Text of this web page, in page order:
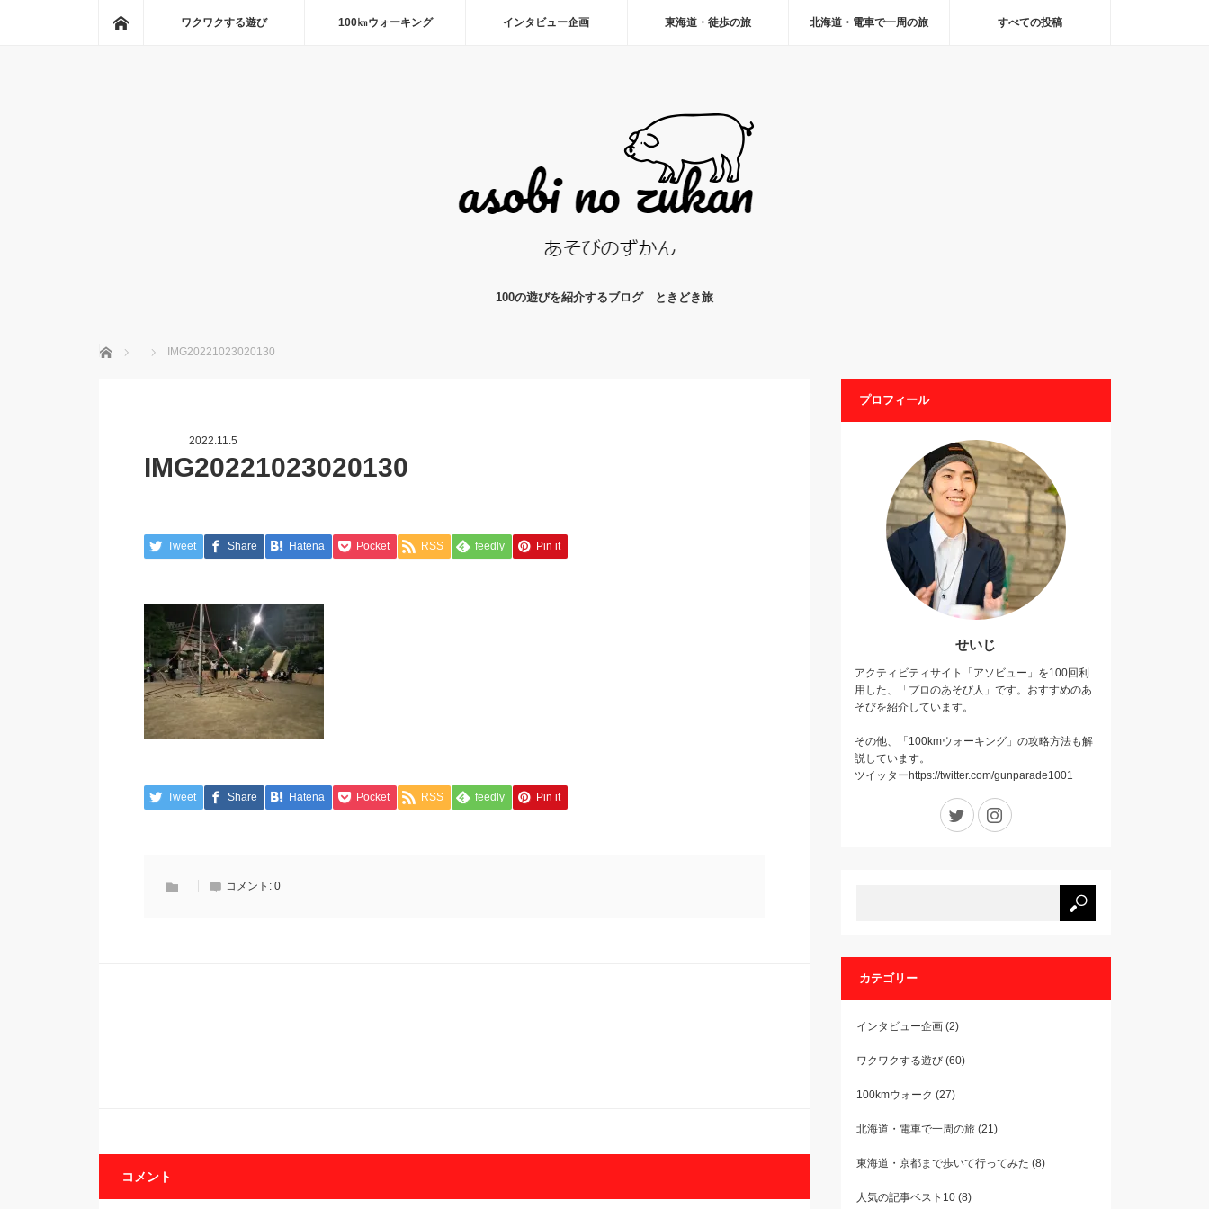
ホームワクワクする遊び 100㎞ウォーキング インタビュー企画 東海道・徒歩の旅 北海道・電車で一周の旅 すべての投稿
100の遊びを紹介するブログ ときどき旅
ホーム IMG20221023020130
2022.11.5
IMG20221023020130
Tweet Share Hatena Pocket RSS feedly Pin it
Tweet Share Hatena Pocket RSS feedly Pin it
コメント: 0
コメント
プロフィール
せいじ
アクティビティサイト「アソビュー」を100回利
用した、「プロのあそび人」です。おすすめのあ
そびを紹介しています。
その他、「100kmウォーキング」の攻略方法も解
説しています。
ツイッターhttps://twitter.com/gunparade1001
Twitter
カテゴリー
インタビュー企画(2)
ワクワクする遊び(60)
100kmウォーク (27)
北海道・電車で一周の旅 (21)
東海道・京都まで歩いて行ってみた (8)
人気の記事ベスト10(8)